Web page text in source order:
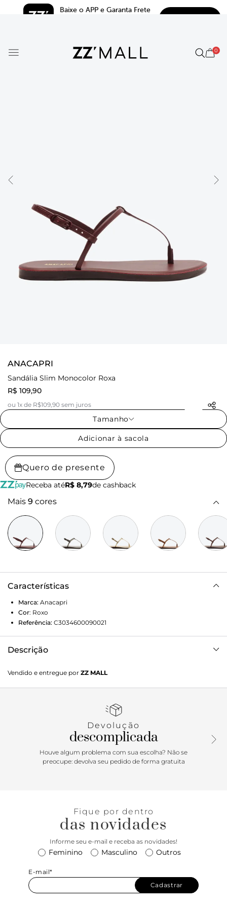
Baixe o APP e Garanta Frete
0
ANACAPRI
Sandália Slim Monocolor Roxa
R$ 109,90
ou 1x de R$109,90 sem juros
Tamanho
Adicionar à sacola
Quero de presente
Receba atéR$ 8,79de cashback
Mais 9 cores
Características
Marca: Anacapri
Cor: Roxo
Referência: C3034600090021
Descrição
tem sola rasteira flat emborrachada, com leve saltinho.
Com biqueira arredondada, traz cabedal com tira fina
peito do pé. Possui ainda tira fina que contorna o calcanhar
mesmo tom da sandália, com assinatura Anacapri. Porque
Apostar: O shape slim é simplesmente o frescor, leveza e
conforto em uma rasteirinha só. Ela surpreende por ser
versátil, permitindo uma infinidade de combinações. Com
Vendido e entregue por ZZ MALL
Devolução
descomplicada
Houve algum problema com sua escolha? Não se
preocupe: devolva seu pedido de forma gratuita
Fique por dentro
das novidades
Informe seu e-mail e receba as novidades!
Feminino Masculino Outros
E-mail*
Cadastrar